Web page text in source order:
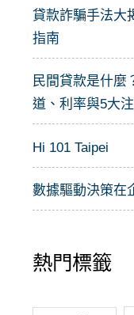
貸款詐騙手法大
指南
民間貸款是什麼
道、利率與5大
Hi 101 Taipei
數據驅動決策在
熱門標籤